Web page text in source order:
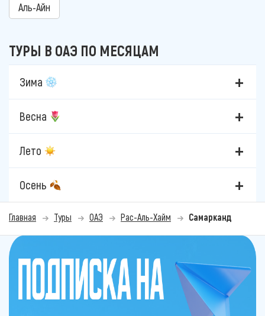
Аль-Айн
ТУРЫ В ОАЭ ПО МЕСЯЦАМ
Зима
Весна
Лето
Осень
Главная Туры ОАЭ Рас-Аль-Хайм Самарканд